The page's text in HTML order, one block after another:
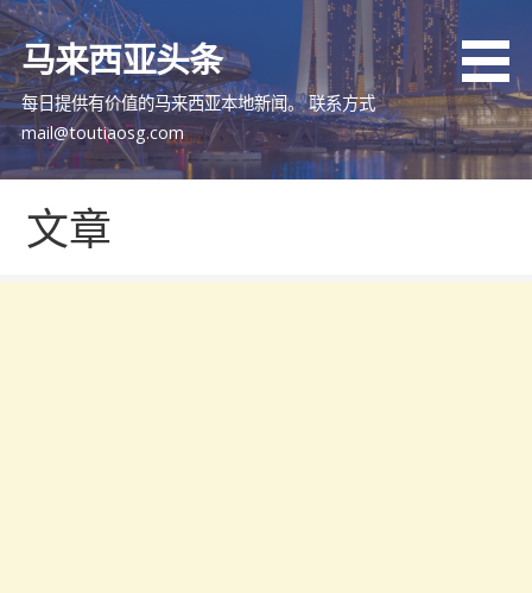
跳
至
内
容
马来西亚头条
每日提供有价值的马来西亚本地新闻。 联系方式
mail@toutiaosg.com
文章